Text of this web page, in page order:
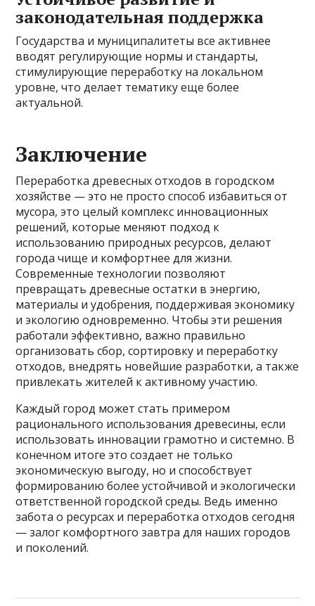
законодательная поддержка
Государства и муниципалитеты все активнее
вводят регулирующие нормы и стандарты,
стимулирующие переработку на локальном
уровне, что делает тематику еще более
актуальной.
Заключение
Переработка древесных отходов в городском
хозяйстве — это не просто способ избавиться от
мусора, это целый комплекс инновационных
решений, которые меняют подход к
использованию природных ресурсов, делают
города чище и комфортнее для жизни.
Современные технологии позволяют
превращать древесные остатки в энергию,
материалы и удобрения, поддерживая экономику
и экологию одновременно. Чтобы эти решения
работали эффективно, важно правильно
организовать сбор, сортировку и переработку
отходов, внедрять новейшие разработки, а также
привлекать жителей к активному участию.
Каждый город может стать примером
рационального использования древесины, если
использовать инновации грамотно и системно. В
конечном итоге это создает не только
экономическую выгоду, но и способствует
формированию более устойчивой и экологически
ответственной городской среды. Ведь именно
забота о ресурсах и переработка отходов сегодня
— залог комфортного завтра для наших городов
и поколений.